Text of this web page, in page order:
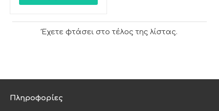
Έχετε φτάσει στο τέλος της λίστας.
Πληροφορίες